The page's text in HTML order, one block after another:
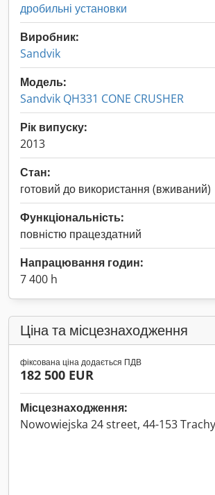
дробильні установки
Виробник:
Sandvik
Модель:
Sandvik QH331 CONE CRUSHER
Рік випуску:
2013
Стан:
готовий до використання (вживаний)
Функціональність:
повністю працездатний
Напрацювання годин:
7 400 h
Ціна та місцезнаходження
фіксована ціна додається ПДВ
182 500 EUR
Місцезнаходження:
Nowowiejska 24 street, 44-153